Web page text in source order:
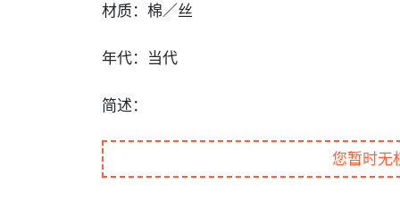
材质：棉／丝
年代：当代
简述：
您暂时无